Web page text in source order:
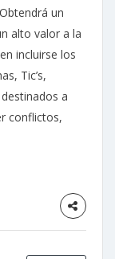
un
alto valor a la
incluirse los
Tic’s,
a
conflictos,